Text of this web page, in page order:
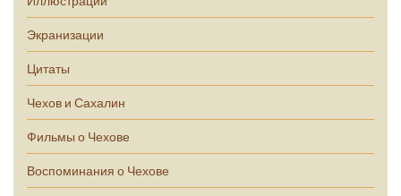
Экранизации
Цитаты
Чехов и Сахалин
Фильмы о Чехове
Воспоминания о Чехове